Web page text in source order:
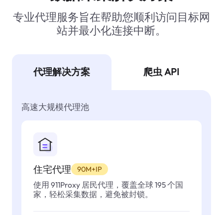
专业代理服务旨在帮助您顺利访问目标网
站并最小化连接中断。
代理解决方案 爬虫 API
高速大规模代理池
住宅代理 90M+IP
使用 911Proxy 居民代理，覆盖全球 195 个国
家，轻松采集数据，避免被封锁。